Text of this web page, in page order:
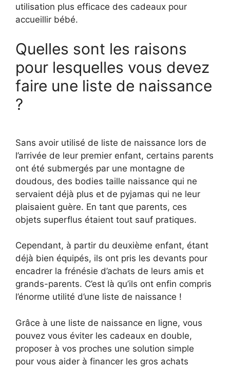
utilisation plus efficace des cadeaux pour
accueillir bébé.
Quelles sont les raisons
pour lesquelles vous devez
faire une liste de naissance
?
Sans avoir utilisé de liste de naissance lors de
l’arrivée de leur premier enfant, certains parents
ont été submergés par une montagne de
doudous, des bodies taille naissance qui ne
servaient déjà plus et de pyjamas qui ne leur
plaisaient guère. En tant que parents, ces
objets superflus étaient tout sauf pratiques.
Cependant, à partir du deuxième enfant, étant
déjà bien équipés, ils ont pris les devants pour
encadrer la frénésie d’achats de leurs amis et
grands-parents. C’est là qu’ils ont enfin compris
l’énorme utilité d’une liste de naissance !
Grâce à une liste de naissance en ligne, vous
pouvez vous éviter les cadeaux en double,
proposer à vos proches une solution simple
pour vous aider à financer les gros achats